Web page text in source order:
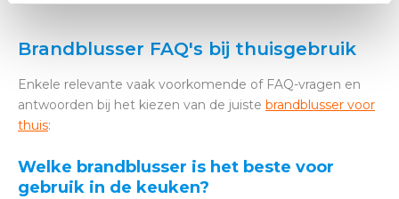
Brandblusser FAQ's bij thuisgebruik
Enkele relevante vaak voorkomende of FAQ-vragen en
antwoorden bij het kiezen van de juiste brandblusser voor
thuis:
Welke brandblusser is het beste voor
gebruik in de keuken?